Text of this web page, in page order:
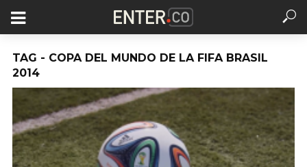
TAG - COPA DEL MUNDO DE LA FIFA BRASIL
2014